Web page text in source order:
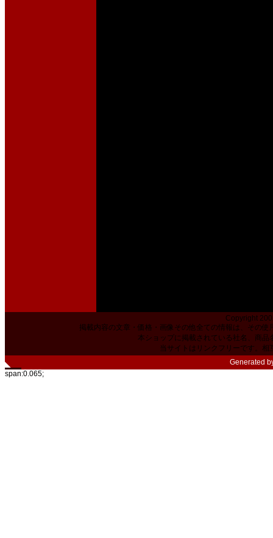
Copyright
掲載内容の文章・価格・画像その他全ての情報は、その
本ショップに掲載されている社名、商
当サイトはリンクフリーです。相
Generated
span:0.065;